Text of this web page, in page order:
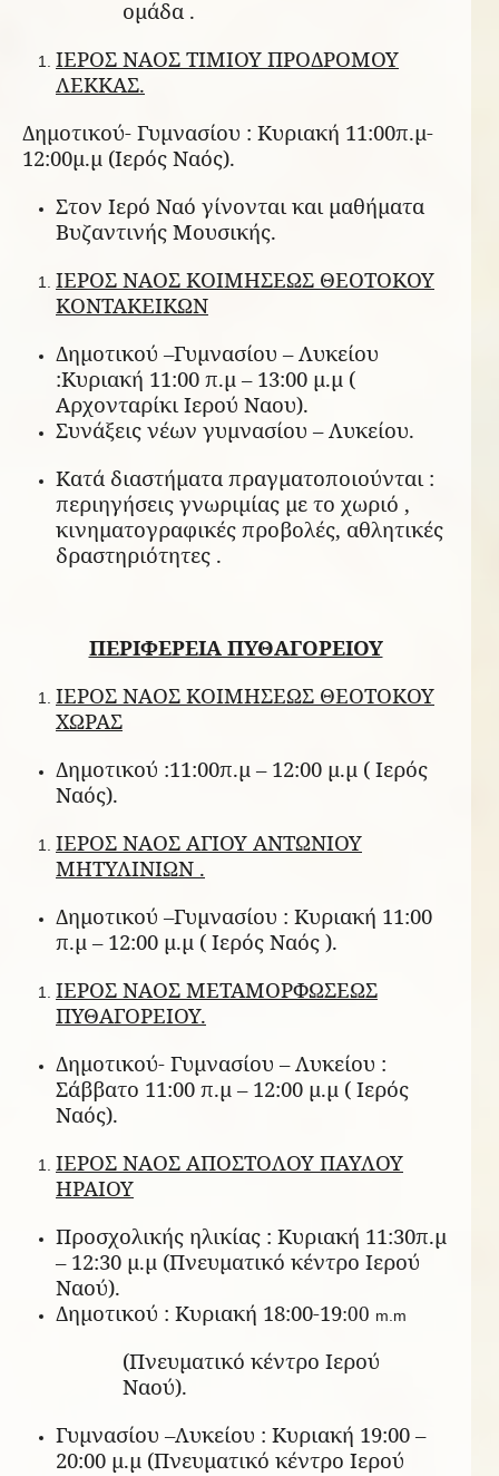
ομάδα .
ΙΕΡΟΣ ΝΑΟΣ ΤΙΜΙΟΥ ΠΡΟΔΡΟΜΟΥ
ΛΕΚΚΑΣ.
Δημοτικού- Γυμνασίου : Κυριακή 11:00π.μ-
12:00μ.μ (Ιερός Ναός).
Στον Ιερό Ναό γίνονται και μαθήματα
Βυζαντινής Μουσικής.
ΙΕΡΟΣ ΝΑΟΣ ΚΟΙΜΗΣΕΩΣ ΘΕΟΤΟΚΟΥ
ΚΟΝΤΑΚΕΙΚΩΝ
Δημοτικού –Γυμνασίου – Λυκείου
:Κυριακή 11:00 π.μ – 13:00 μ.μ (
Αρχονταρίκι Ιερού Ναου).
Συνάξεις νέων γυμνασίου – Λυκείου.
Κατά διαστήματα πραγματοποιούνται :
περιηγήσεις γνωριμίας με το χωριό ,
κινηματογραφικές προβολές, αθλητικές
δραστηριότητες .
ΠΕΡΙΦΕΡΕΙΑ ΠΥΘΑΓΟΡΕΙΟΥ
ΙΕΡΟΣ ΝΑΟΣ ΚΟΙΜΗΣΕΩΣ ΘΕΟΤΟΚΟΥ
ΧΩΡΑΣ
Δημοτικού :11:00π.μ – 12:00 μ.μ ( Ιερός
Ναός).
ΙΕΡΟΣ ΝΑΟΣ ΑΓΙΟΥ ΑΝΤΩΝΙΟΥ
ΜΗΤΥΛΙΝΙΩΝ .
Δημοτικού –Γυμνασίου : Κυριακή 11:00
π.μ – 12:00 μ.μ ( Ιερός Ναός ).
ΙΕΡΟΣ ΝΑΟΣ ΜΕΤΑΜΟΡΦΩΣΕΩΣ
ΠΥΘΑΓΟΡΕΙΟΥ.
Δημοτικού- Γυμνασίου – Λυκείου :
Σάββατο 11:00 π.μ – 12:00 μ.μ ( Ιερός
Ναός).
ΙΕΡΟΣ ΝΑΟΣ ΑΠΟΣΤΟΛΟΥ ΠΑΥΛΟΥ
ΗΡΑΙΟΥ
Προσχολικής ηλικίας : Κυριακή 11:30π.μ
– 12:30 μ.μ (Πνευματικό κέντρο Ιερού
Ναού).
Δημοτικού : Κυριακή 18:00-19:00 m.m
(Πνευματικό κέντρο Ιερού
Ναού).
Γυμνασίου –Λυκείου : Κυριακή 19:00 –
20:00 μ.μ (Πνευματικό κέντρο Ιερού